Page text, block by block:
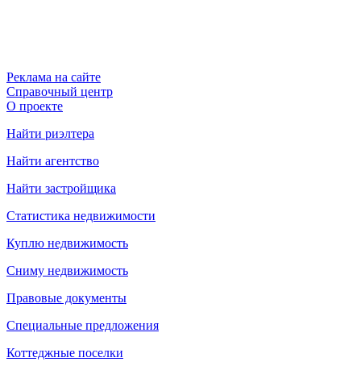
Реклама на сайте
Справочный центр
О проекте
Найти риэлтера
Найти агентство
Найти застройщика
Статистика недвижимости
Куплю недвижимость
Сниму недвижимость
Правовые документы
Специальные предложения
Коттеджные поселки